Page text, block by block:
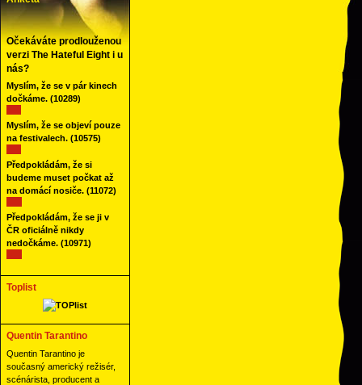
Očekáváte prodlouženou
verzi The Hateful Eight i u
nás?
Myslím, že se v pár kinech
dočkáme. (10289)
Myslím, že se objeví pouze
na festivalech. (10575)
Předpokládám, že si
budeme muset počkat až
na domácí nosiče. (11072)
Předpokládám, že se ji v
ČR oficiálně nikdy
nedočkáme. (10971)
Toplist
Quentin Tarantino
Quentin Tarantino je
současný americký režisér,
scénárista, producent a